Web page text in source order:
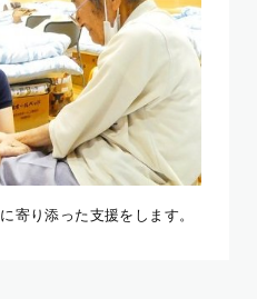
寄り添った支援をします。